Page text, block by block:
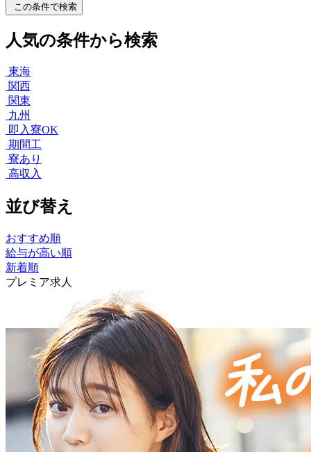
この条件で検索
人気の条件から検索
東海
関西
関東
九州
即入寮OK
期間工
寮あり
高収入
並び替え
おすすめ順
給与が高い順
新着順
プレミア求人